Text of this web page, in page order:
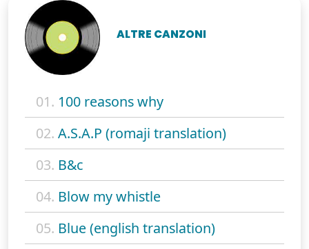
ALTRE CANZONI
01. 100 reasons why
02. A.S.A.P (romaji translation)
03. B&c
04. Blow my whistle
05. Blue (english translation)